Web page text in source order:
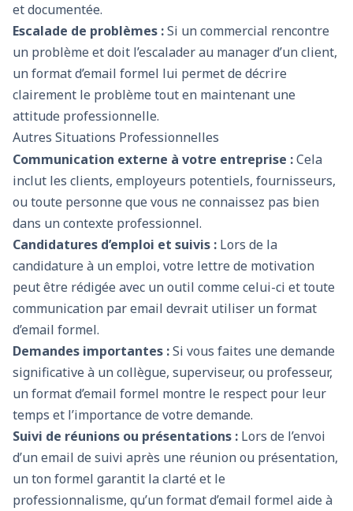
et documentée.
Escalade de problèmes :Si un commercial rencontre
un problème et doit l’escalader au manager d’un client,
un format d’email formel lui permet de décrire
clairement le problème tout en maintenant une
attitude professionnelle.
Autres Situations Professionnelles
Communication externe à votre entreprise :Cela
inclut les clients, employeurs potentiels, fournisseurs,
ou toute personne que vous ne connaissez pas bien
dans un contexte professionnel.
Candidatures d’emploi et suivis : Lors de la
candidature à un emploi, votre lettre de motivation
peut être rédigée avec un outil comme celui-ci et toute
communication par email devrait utiliser un format
d’email formel.
Demandes importantes :Si vous faites une demande
significative à un collègue, superviseur, ou professeur,
un format d’email formel montre le respect pour leur
temps et l’importance de votre demande.
Suivi de réunions ou présentations : Lors de l’envoi
d’un email de suivi après une réunion ou présentation,
un ton formel garantit la clarté et le
professionnalisme, qu’un format d’email formel aide à